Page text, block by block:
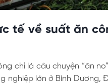
tế về suất ăn
chỉ là câu chuyện “ăn
nghiệp lớn ở Bình